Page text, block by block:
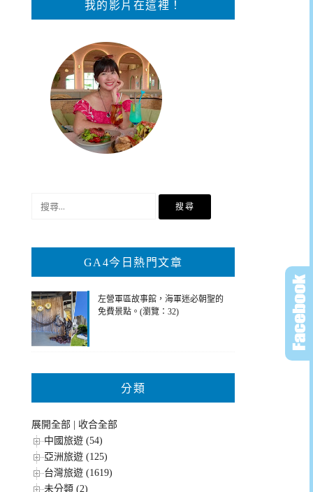
我的影片在這裡！
鍵
GA4今日熱門文章
左營軍區故事館，海軍迷必朝聖的
免費景點。(瀏覽：32)
分類
展開全部
收合全部
中國旅遊 (54)
亞洲旅遊 (125)
台灣旅遊 (1619)
未分類 (2)